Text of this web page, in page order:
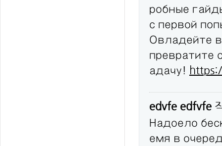
робные
с первой
Овладейте
превратите
адачу!
edvfe edfvfe
Надоело
емя в